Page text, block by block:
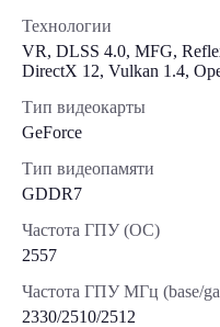
Технологии
VR, DLSS 4.0, MFG,
DirectX 12, Vulkan 1.4,
Тип видеокарты
GeForce
Тип видеопамяти
GDDR7
Частота ГПУ (OC)
2557
Частота ГПУ МГц (base/
2330/2510/2512